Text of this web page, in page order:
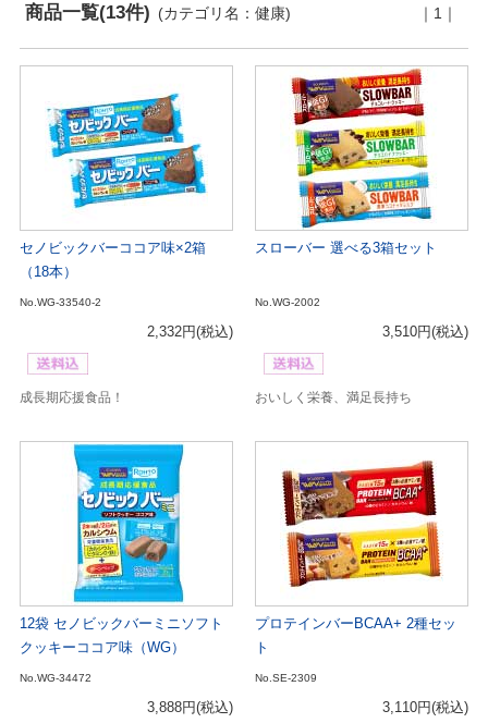
商品一覧(13件) ｜1｜
(カテゴリ名：健康)
セノビックバーココア味×2箱
（18本）
No.WG-33540-2
2,332円(税込)
成長期応援食品！
スローバー 選べる3箱セット
No.WG-2002
3,510円(税込)
おいしく栄養、満足長持ち
12袋 セノビックバーミニソフト
クッキーココア味（WG）
No.WG-34472
3,888円(税込)
プロテインバーBCAA+ 2種セッ
ト
No.SE-2309
3,110円(税込)